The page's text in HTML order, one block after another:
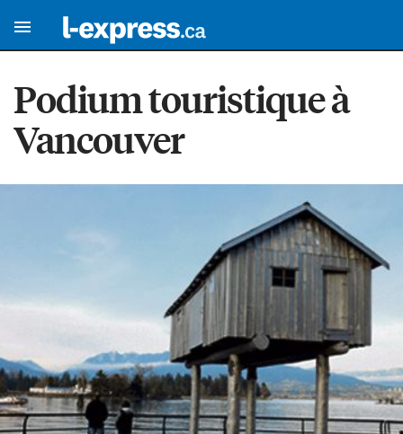
Podium touristique à
Vancouver